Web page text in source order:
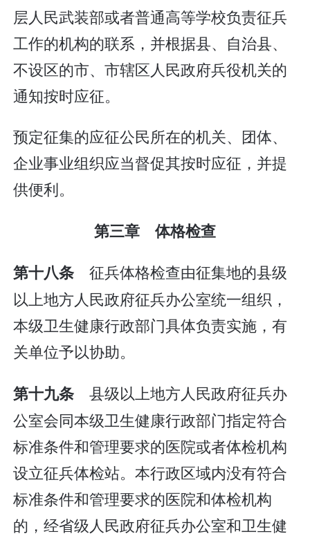
层人民武装部或者普通高等学校负责征兵
工作的机构的联系，并根据县、自治县、
不设区的市、市辖区人民政府兵役机关的
通知按时应征。
预定征集的应征公民所在的机关、团体、
企业事业组织应当督促其按时应征，并提
供便利。
第三章 体格检查
第十八条 征兵体格检查由征集地的县级
以上地方人民政府征兵办公室统一组织，
本级卫生健康行政部门具体负责实施，有
关单位予以协助。
第十九条 县级以上地方人民政府征兵办
公室会同本级卫生健康行政部门指定符合
标准条件和管理要求的医院或者体检机构
设立征兵体检站。本行政区域内没有符合
标准条件和管理要求的医院和体检机构
的，经省级人民政府征兵办公室和卫生健